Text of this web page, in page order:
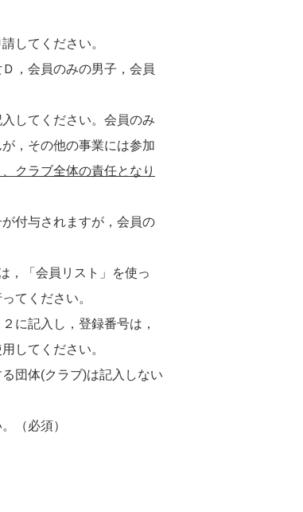
してください。
，会員のみの男子，会員
してください。会員のみ
，その他の事業には参加
クラブ全体の責任となり
付与されますが，会員の
，「会員リスト」を使っ
てください。
に記入し，登録番号は，
してください。
団体(クラブ)は記入しない
（必須）